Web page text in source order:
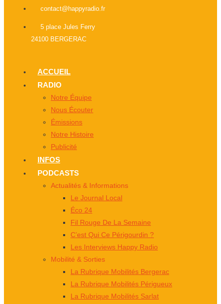
contact@happyradio.fr
5 place Jules Ferry
24100 BERGERAC
ACCUEIL
RADIO
Notre Équipe
Nous Écouter
Émissions
Notre Histoire
Publicité
INFOS
PODCASTS
Actualités & Informations
Le Journal Local
Éco 24
Fil Rouge De La Semaine
C’est Qui Ce Périgourdin ?
Les Interviews Happy Radio
Mobilité & Sorties
La Rubrique Mobilités Bergerac
La Rubrique Mobilités Périgueux
La Rubrique Mobilités Sarlat